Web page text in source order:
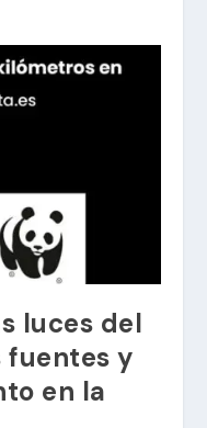
luces del
fuentes y
en la